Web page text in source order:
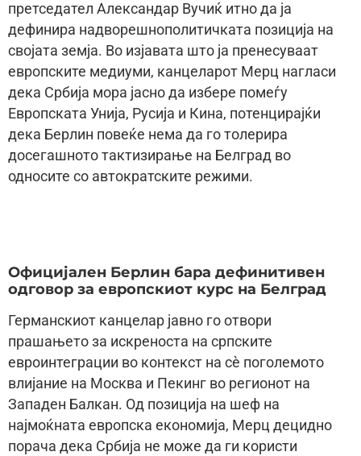
претседател Александар Вучиќ итно да ја
дефинира надворешнополитичката позиција на
својата земја. Во изјавата што ја пренесуваат
европските медиуми, канцеларот Мерц нагласи
дека Србија мора јасно да избере помеѓу
Европската Унија, Русија и Кина, потенцирајќи
дека Берлин повеќе нема да го толерира
досегашното тактизирање на Белград во
односите со автократските режими.
Официјален Берлин бара дефинитивен
одговор за европскиот курс на Белград
Германскиот канцелар јавно го отвори
прашањето за искреноста на српските
евроинтеграции во контекст на сè поголемото
влијание на Москва и Пекинг во регионот на
Западен Балкан. Од позиција на шеф на
најмоќната европска економија, Мерц децидно
порача дека Србија не може да ги користи